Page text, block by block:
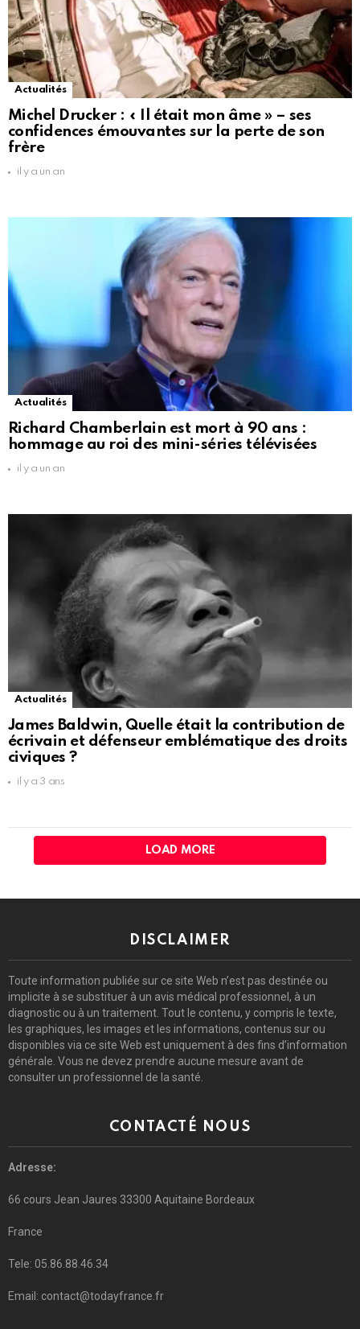
Actualités
Michel Drucker : « Il était mon âme » – ses
confidences émouvantes sur la perte de son
frère
il y a un an
Actualités
Richard Chamberlain est mort à 90 ans :
hommage au roi des mini-séries télévisées
il y a un an
Actualités
James Baldwin, Quelle était la contribution de
écrivain et défenseur emblématique des droits
civiques ?
il y a 3 ans
LOAD MORE
DISCLAIMER
Toute information publiée sur ce site Web n’est pas destinée ou
implicite à se substituer à un avis médical professionnel, à un
diagnostic ou à un traitement. Tout le contenu, y compris le texte,
les graphiques, les images et les informations, contenus sur ou
disponibles via ce site Web est uniquement à des fins d’information
générale. Vous ne devez prendre aucune mesure avant de
consulter un professionnel de la santé.
CONTACTÉ NOUS
Adresse:
66 cours Jean Jaures 33300 Aquitaine Bordeaux
France
Tele: 05.86.88.46.34
Email: contact@todayfrance.fr